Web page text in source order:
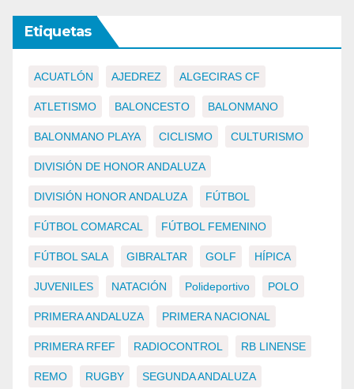
Etiquetas
ACUATLÓN AJEDREZ ALGECIRAS CF
ATLETISMO BALONCESTO BALONMANO
BALONMANO PLAYA CICLISMO CULTURISMO
DIVISIÓN DE HONOR ANDALUZA
DIVISIÓN HONOR ANDALUZA FÚTBOL
FÚTBOL COMARCAL FÚTBOL FEMENINO
FÚTBOL SALA GIBRALTAR GOLF HÍPICA
JUVENILES NATACIÓN Polideportivo POLO
PRIMERA ANDALUZA PRIMERA NACIONAL
PRIMERA RFEF RADIOCONTROL RB LINENSE
REMO RUGBY SEGUNDA ANDALUZA